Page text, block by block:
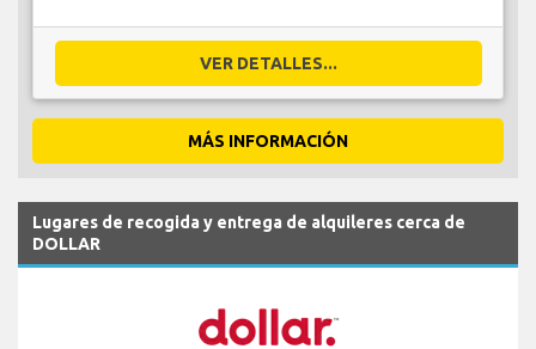
VER DETALLES...
MÁS INFORMACIÓN
Lugares de recogida y entrega de alquileres cerca de
DOLLAR